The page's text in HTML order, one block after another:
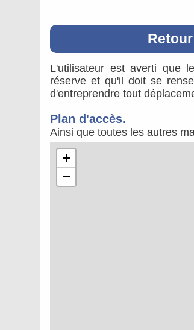
Retour
L'utilisateur est averti que
réserve et qu'il doit se
d'entreprendre tout
Plan d'accès.
Ainsi que toutes les autres
+
−